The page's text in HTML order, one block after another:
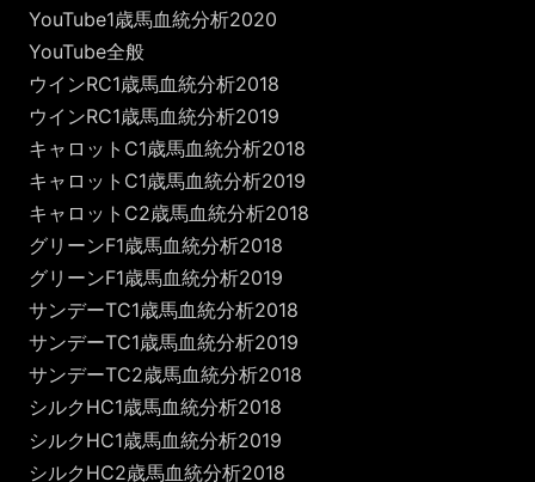
YouTube1歳馬血統分析2020
YouTube全般
ウインRC1歳馬血統分析2018
ウインRC1歳馬血統分析2019
キャロットC1歳馬血統分析2018
キャロットC1歳馬血統分析2019
キャロットC2歳馬血統分析2018
グリーンF1歳馬血統分析2018
グリーンF1歳馬血統分析2019
サンデーTC1歳馬血統分析2018
サンデーTC1歳馬血統分析2019
サンデーTC2歳馬血統分析2018
シルクHC1歳馬血統分析2018
シルクHC1歳馬血統分析2019
シルクHC2歳馬血統分析2018